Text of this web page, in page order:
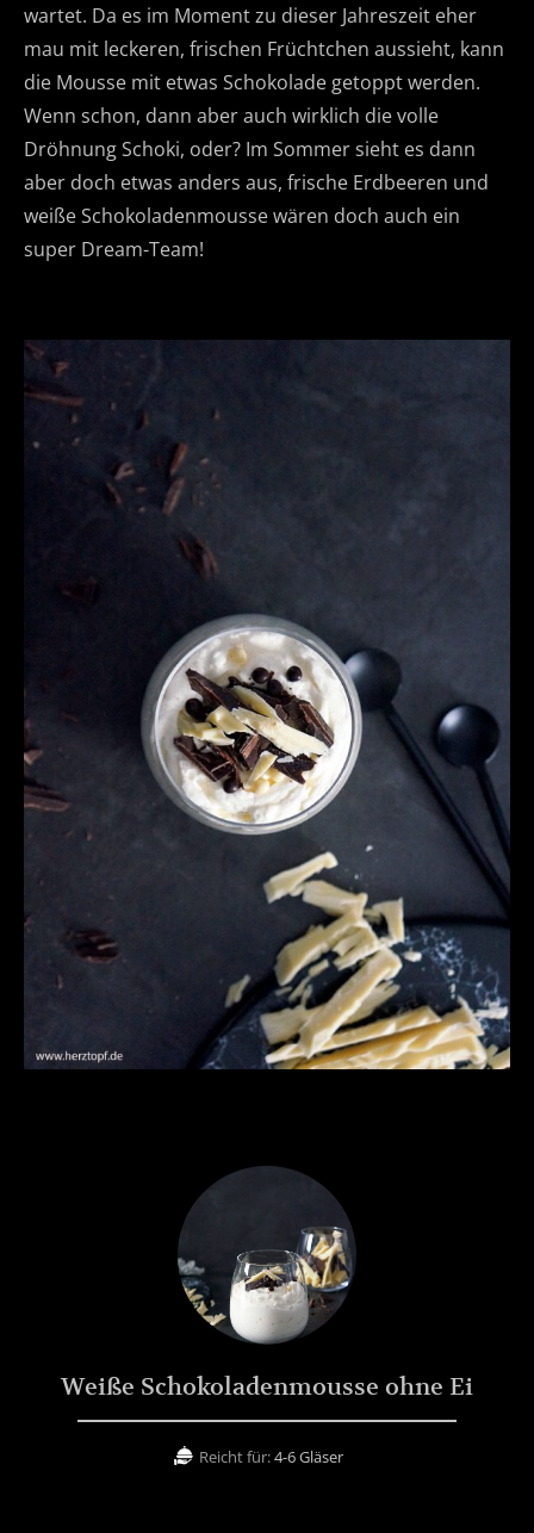
wartet. Da es im Moment zu dieser Jahreszeit eher
mau mit leckeren, frischen Früchtchen aussieht, kann
die Mousse mit etwas Schokolade getoppt werden.
Wenn schon, dann aber auch wirklich die volle
Dröhnung Schoki, oder? Im Sommer sieht es dann
aber doch etwas anders aus, frische Erdbeeren und
weiße Schokoladenmousse wären doch auch ein
super Dream-Team!
Weiße Schokoladenmousse ohne Ei
Reicht für:4-6 Gläser